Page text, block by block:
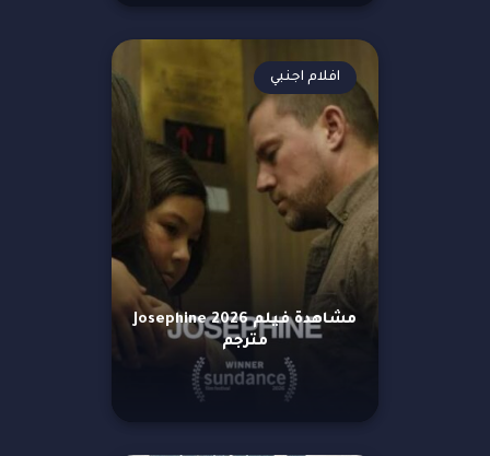
مشاهدة فيلم Josephine 2026
مترجم
افلام اجنبي